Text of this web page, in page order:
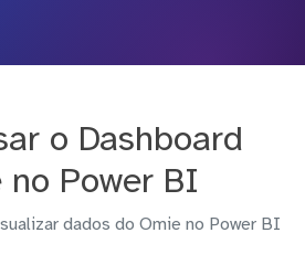
o Dashboard
no Power BI
dados do Omie no Power BI